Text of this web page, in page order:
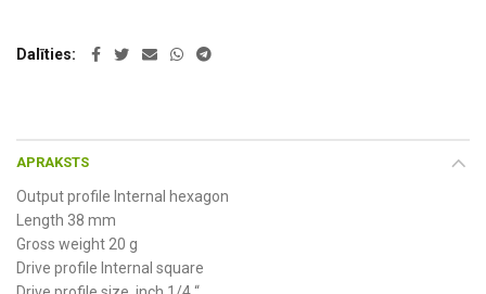
Dalīties
APRAKSTS
Output profile Internal hexagon
Length 38 mm
Gross weight 20 g
Drive profile Internal square